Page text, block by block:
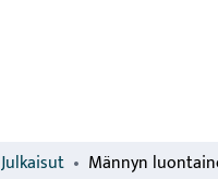
Julkaisut